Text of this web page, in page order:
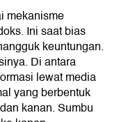
mekanisme
Ini saat bias
keuntungan.
Di antara
lewat media
yang berbentuk
kanan. Sumbu